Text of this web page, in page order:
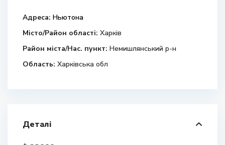
Адреса: Ньютона
Місто/Район області: Харків
Район міста/Нас. пункт: Немишлянський р-н
Область: Харківська обл
Деталі